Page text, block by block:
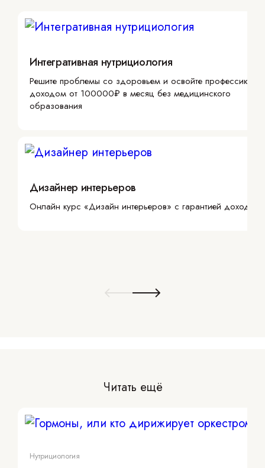
Интегративная нутрициология
Решите проблемы со здоровьем и освойте профессию с
доходом от 100000₽ в месяц без медицинского
образования
Дизайнер интерьеров
Онлайн курс «Дизайн интерьеров» с гарантией дохода
Читать ещё
Нутрициология